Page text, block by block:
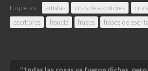
Etiquetas: artistas citas de escritores
escritores
francia frases frases de